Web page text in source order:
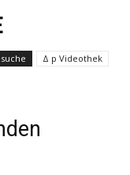
Δ p Videothek